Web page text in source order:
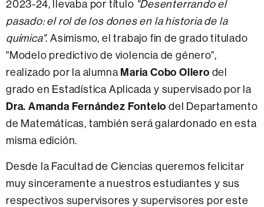
2023-24, llevaba por título "Desenterrando el
pasado: el rol de los dones en la historia de la
química". Asimismo, el trabajo fin de grado titulado
"Modelo predictivo de violencia de género",
realizado por la alumna Maria Cobo Ollero del
grado en Estadística Aplicada y supervisado por la
Dra. Amanda Fernández Fontelo del Departamento
de Matemáticas, también será galardonado en esta
misma edición.
Desde la Facultad de Ciencias queremos felicitar
muy sinceramente a nuestros estudiantes y sus
respectivos supervisores y supervisores por este